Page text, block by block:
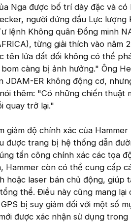
Nga được bố trí dày đặc và có
người đứng đầu Lực lượng
lệnh Không quân Đồng minh
từng giải thích vào năm
tên lửa đất đối không có thể
càng bị ảnh hưởng." Ông
JDAM-ER không động cơ,
thêm: "Có những chiến thuật
quay trở lại."
giảm độ chính xác của
được trang bị hệ thống dẫn
tấn công chính xác các tọa
Hammer còn có thể cung cấp
hoặc laser bán chủ động, giúp
thể. Điều này cũng mang lại
bị suy giảm đối với một số
được xác nhận sử dụng trong